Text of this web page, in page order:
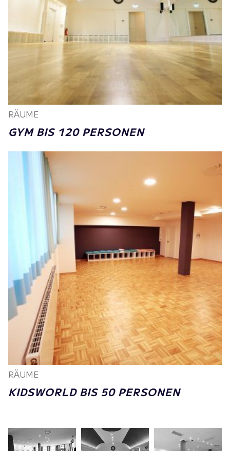
RÄUME
GYM BIS 120 PERSONEN
RÄUME
KIDSWORLD BIS 50 PERSONEN